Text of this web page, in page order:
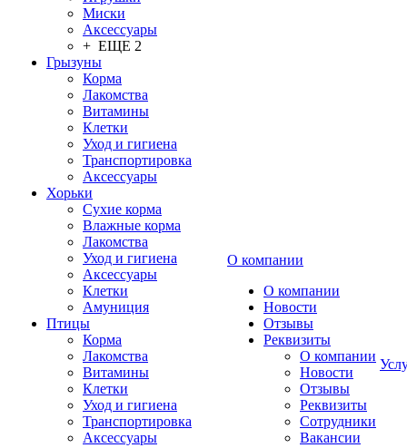
Миски
Аксессуары
+ ЕЩЕ 2
Грызуны
Корма
Лакомства
Витамины
Клетки
Уход и гигиена
Транспортировка
Аксессуары
Хорьки
Сухие корма
Влажные корма
Лакомства
Уход и гигиена
Аксессуары
Клетки
Амуниция
Птицы
Корма
Лакомства
Витамины
Клетки
Уход и гигиена
Транспортировка
Аксессуары
О компании
О компании
Новости
Отзывы
Реквизиты
О компании
Новости
Отзывы
Реквизиты
Сотрудники
Вакансии